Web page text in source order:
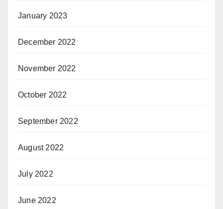
January 2023
December 2022
November 2022
October 2022
September 2022
August 2022
July 2022
June 2022